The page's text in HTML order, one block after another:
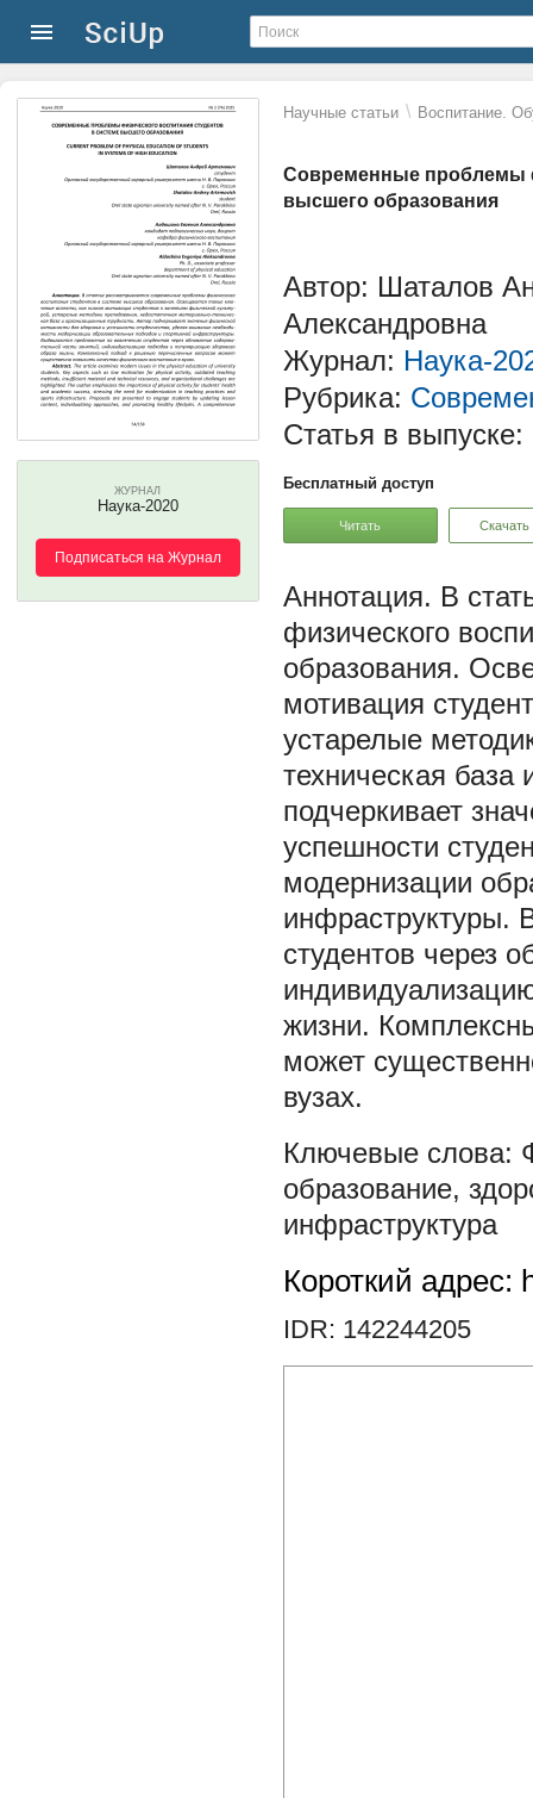
Научные статьи \ Воспитание.
Современные проблемы
высшего образования
ЖУРНАЛ
Наука-2020
Подписаться на Журнал
Автор: Шаталов
Александровна
Журнал: Наука-
Рубрика:
Статья в выпуске:
Бесплатный доступ
Читать Скачать
В
физического
образования.
мотивация
устарелые
техническая база
подчеркивает
успешности
модернизации
инфраструктуры.
студентов через
жизни.
может
вузах.
образование,
инфраструктура
Короткий адрес:
IDR: 142244205